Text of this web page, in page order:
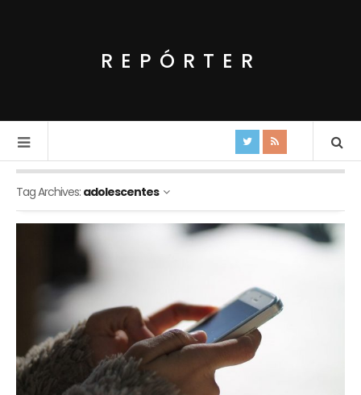
REPÓRTER
Tag Archives: adolescentes